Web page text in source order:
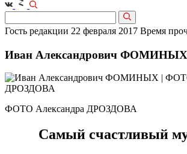
Гость редакции 22 февраля 2017 Время
Иван Александрович ФОМИНЫХ
ФОТО Александра ДРОЗДОВА
Самый счастливый